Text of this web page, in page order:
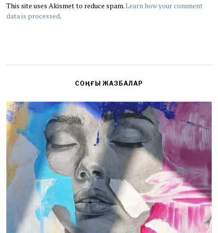
This site uses Akismet to reduce spam.Learn how your comment
data is processed.
СОҢҒЫ ЖАЗБАЛАР